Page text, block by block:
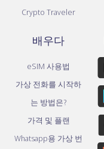
Crypto Traveler
배우다
eSIM 사용법
가상 전화를 시작하
는 방법은?
가격 및 플랜
Whatsapp용 가상 번